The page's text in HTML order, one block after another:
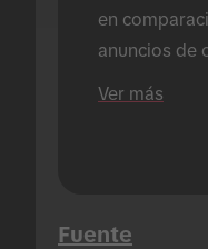
en
anuncios de
plataformas.
Ver más
Fuente